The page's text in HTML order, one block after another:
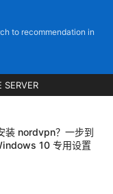
to recommendation in
装 nordvpn？一步到
10 专用设置